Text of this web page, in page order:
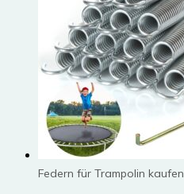
Federn für Trampolin kaufen